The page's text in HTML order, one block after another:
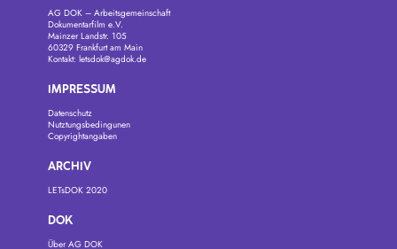
AG DOK – Arbeitsgemeinschaft
Dokumentarfilm e.V.
Mainzer Landstr. 105
60329 Frankfurt am Main
Kontakt: letsdok@agdok.de
IMPRESSUM
Datenschutz
Nutztungsbedingunen
Copyrightangaben
ARCHIV
LETsDOK 2020
DOK
Über AG DOK